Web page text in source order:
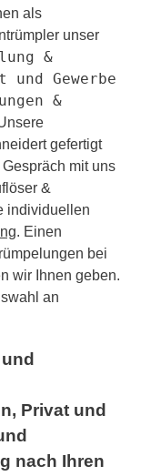
als
unser
&
Gewerbe
&
gefertigt
mit uns
&
individuellen
. Einen
bei
wir Ihnen geben.
an
Privat und
nach Ihren